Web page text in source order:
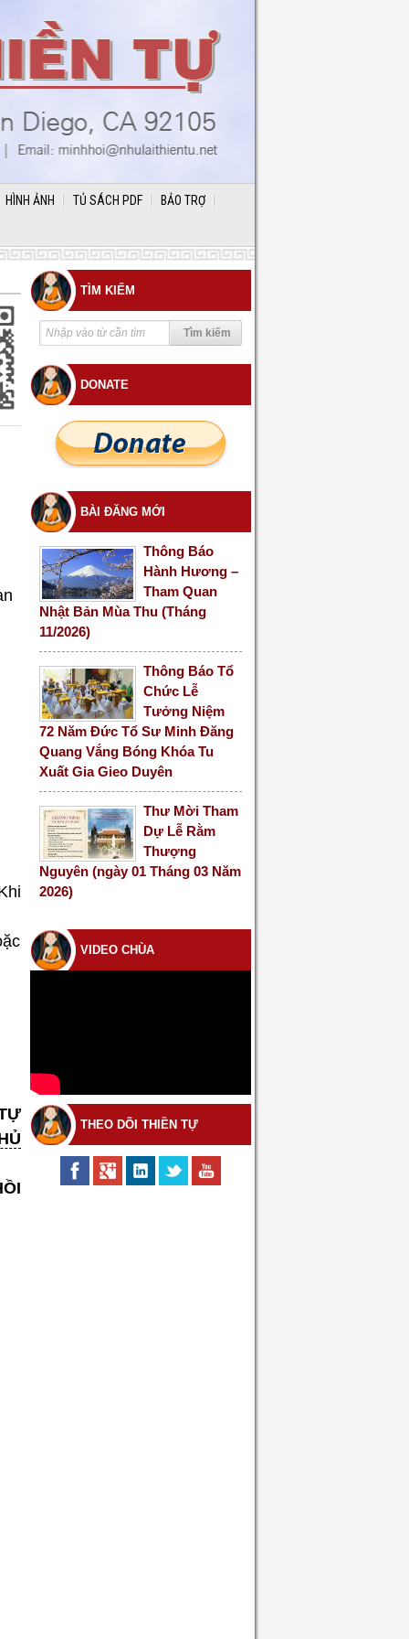
HÌNH ẢNH TỦ SÁCH PDF BẢO TRỢ
TÌM KIẾM
DONATE
BÀI ĐĂNG MỚI
Thông Báo
Hành Hương –
Tham Quan
Nhật Bản Mùa Thu (Tháng
11/2026)
Thông Báo Tổ
Chức Lễ
Tưởng Niệm
72 Năm Đức Tổ Sư Minh Đăng
Quang Vắng Bóng Khóa Tu
Xuất Gia Gieo Duyên
Thư Mời Tham
Dự Lễ Rằm
Thượng
Nguyên (ngày 01 Tháng 03 Năm
2026)
VIDEO CHÙA
THEO DÕI THIỀN TỰ